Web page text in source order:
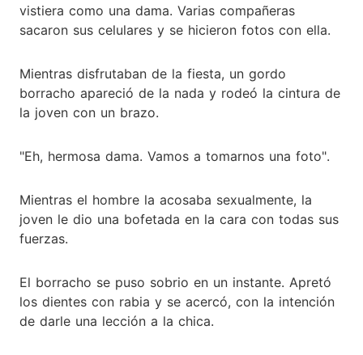
vistiera como una dama. Varias compañeras
sacaron sus celulares y se hicieron fotos con ella.
Mientras disfrutaban de la fiesta, un gordo
borracho apareció de la nada y rodeó la cintura de
la joven con un brazo.
"Eh, hermosa dama. Vamos a tomarnos una foto".
Mientras el hombre la acosaba sexualmente, la
joven le dio una bofetada en la cara con todas sus
fuerzas.
El borracho se puso sobrio en un instante. Apretó
los dientes con rabia y se acercó, con la intención
de darle una lección a la chica.